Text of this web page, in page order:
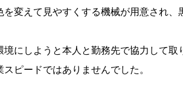
変えて見やすくする機械が用意され
にしようと本人と勤務先で協力して
ピードではありませんでした。